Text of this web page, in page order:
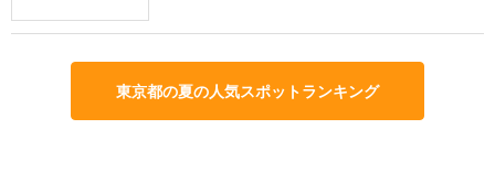
東京都の夏の人気スポットランキング